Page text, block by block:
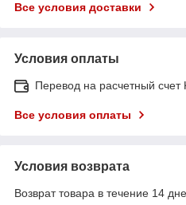
Все условия доставки
Условия оплаты
Перевод на расчетный
Все условия оплаты
Условия возврата
Возврат товара в течение 14